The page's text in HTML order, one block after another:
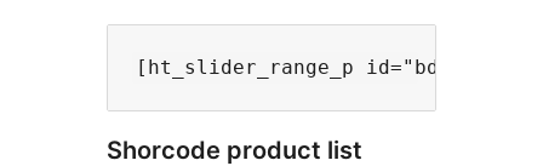
Shorcode product list